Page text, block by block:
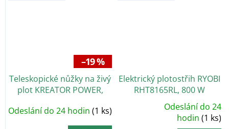
–19 %
Teleskopické nůžky na živý
plot KREATOR POWER,
Odeslání do 24 hodin (1 ks)
Elektrický plotostřih RYOBI
RHT8165RL, 800 W
Odeslání do 24
hodin(1 ks)